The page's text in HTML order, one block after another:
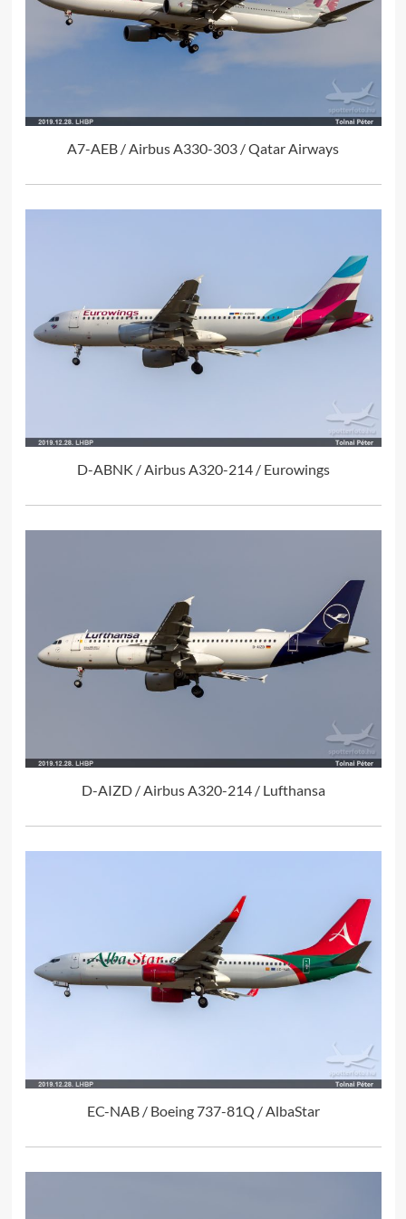
A7-AEB / Airbus A330-303 / Qatar Airways
D-ABNK / Airbus A320-214 / Eurowings
D-AIZD / Airbus A320-214 / Lufthansa
EC-NAB / Boeing 737-81Q / AlbaStar